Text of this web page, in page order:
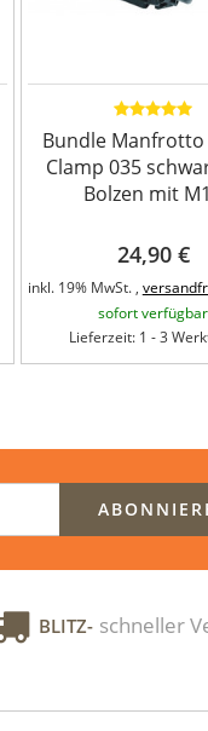
Bundle Manfrotto
Clamp 035
Bolzen mit
24,90 €
inkl. 19% MwSt. ,
sofort verfügbar
Lieferzeit: 1 - 3
BLITZ- schneller